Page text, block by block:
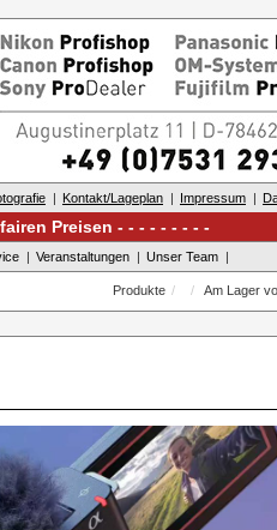
Kontakt/Lageplan Impressum
Preisen
Veranstaltungen Unser Team
Produkte Am Lager